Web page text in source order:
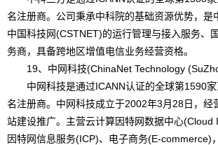
名注册商。公司秉承中科院的基础资源优势，是
中国科技网(CSTNET)的运行管理与接入服务、
务商，具备跨地区增值电信业务经营资格。
19、中网科技(ChinaNet Technology
中网科技是通过ICANN认证的全球第1590家
名注册商。中网科技成立于2002年3月28日，
站建设推广。主营云计算因特网数据中心(Cloud
因特网信息服务(ICP)、电子商务(E-commerce)